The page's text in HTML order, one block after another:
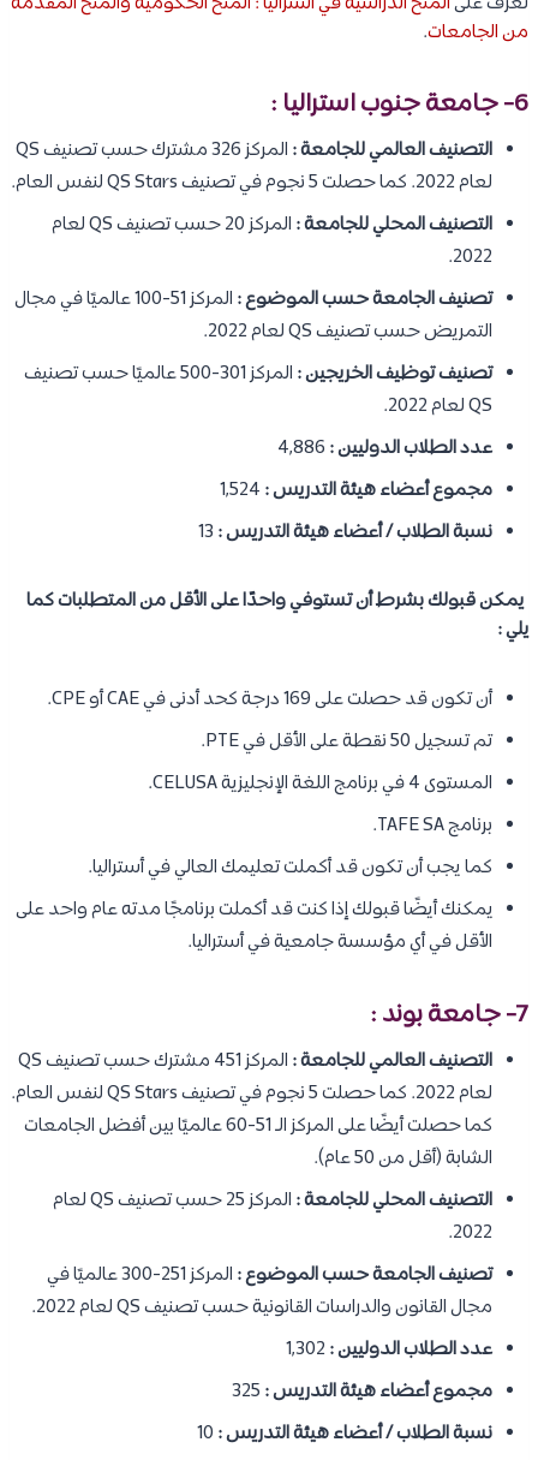
من الجامعات.
6- جامعة جنوب استراليا :
التصنيف العالمي للجامعة :
المركز 326 مشترك حسب تصنيف QS
لعام 2022. كما حصلت 5 نجوم في تصنيف QS Stars لنفس العام.
التصنيف المحلي للجامعة :
المركز 20 حسب تصنيف QS لعام
2022.
تصنيف الجامعة حسب الموضوع :
المركز 51-100 عالميًا في مجال
التمريض حسب تصنيف QS لعام 2022.
تصنيف توظيف الخريجين :
المركز 301-500 عالميًا حسب تصنيف
QS لعام 2022.
عدد الطلاب الدوليين :
مجموع أعضاء هيئة التدريس :
نسبة الطلاب / أعضاء هيئة التدريس :
يمكن قبولك بشرط أن تستوفي واحدًا على الأقل من المتطلبات كما
يلي :
أن تكون قد حصلت على 169 درجة كحد أدنى في CAE أو CPE.
تم تسجيل 50 نقطة على الأقل في PTE.
المستوى 4 في برنامج اللغة الإنجليزية CELUSA.
برنامج TAFE SA.
كما يجب أن تكون قد أكملت تعليمك العالي في أستراليا.
يمكنك أيضًا قبولك إذا كنت قد أكملت برنامجًا مدته عام واحد على
الأقل في أي مؤسسة جامعية في أستراليا.
7- جامعة بوند :
التصنيف العالمي للجامعة :
المركز 451 مشترك حسب تصنيف QS
لعام 2022. كما حصلت 5 نجوم في تصنيف QS Stars لنفس العام.
كما حصلت أيضًا على المركز الـ 51-60 عالميًا بين أفضل الجامعات
الشابة (أقل من 50 عام).
التصنيف المحلي للجامعة :
المركز 25 حسب تصنيف QS لعام
2022.
تصنيف الجامعة حسب الموضوع :
المركز 251-300 عالميًا في
مجال القانون والدراسات القانونية حسب تصنيف QS لعام 2022.
عدد الطلاب الدوليين :
مجموع أعضاء هيئة التدريس :
نسبة الطلاب / أعضاء هيئة التدريس :